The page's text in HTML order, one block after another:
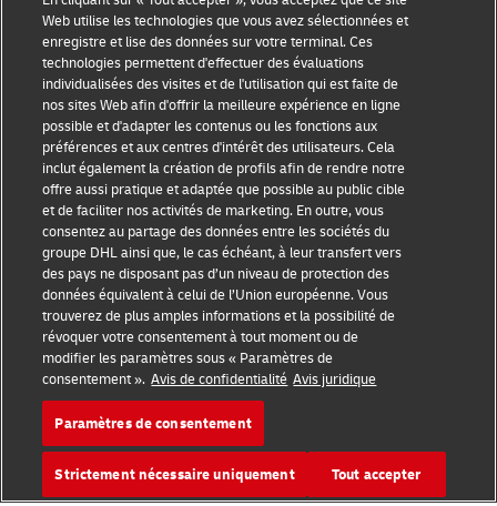
Sensibilisation à la fraude
Mention légale
Conditions d’utilisation
Avis de confidentialité
Informations complémentaires
Paramètres des cookies
2026 © - all rights reserved
Web utilise les technologies que vous avez sélectionnées et
enregistre et lise des données sur votre terminal. Ces
technologies permettent d'effectuer des évaluations
individualisées des visites et de l'utilisation qui est faite de
nos sites Web afin d'offrir la meilleure expérience en ligne
possible et d'adapter les contenus ou les fonctions aux
préférences et aux centres d'intérêt des utilisateurs. Cela
inclut également la création de profils afin de rendre notre
offre aussi pratique et adaptée que possible au public cible
et de faciliter nos activités de marketing. En outre, vous
consentez au partage des données entre les sociétés du
groupe DHL ainsi que, le cas échéant, à leur transfert vers
des pays ne disposant pas d’un niveau de protection des
données équivalent à celui de l’Union européenne. Vous
trouverez de plus amples informations et la possibilité de
révoquer votre consentement à tout moment ou de
modifier les paramètres sous « Paramètres de
consentement ». Avis de confidentialité Avis juridique
Paramètres de consentement
Strictement nécessaire uniquement Tout accepter